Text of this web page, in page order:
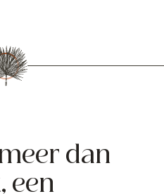
dan
een